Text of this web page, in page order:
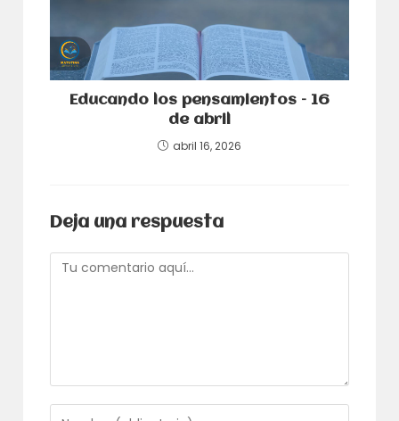
Educando los pensamientos – 16
de abril
abril 16, 2026
Deja una respuesta
Comentario